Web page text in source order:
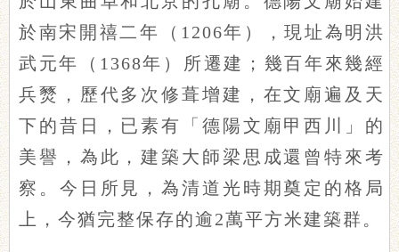
於南宋開禧二年（1206年），現址為明洪
武元年（1368年）所遷建；幾百年來幾經
兵燹，歷代多次修葺增建，在文廟遍及天
下的昔日，已素有「德陽文廟甲西川」的
美譽，為此，建築大師梁思成還曾特來考
察。今日所見，為清道光時期奠定的格局
上，今猶完整保存的逾2萬平方米建築群。